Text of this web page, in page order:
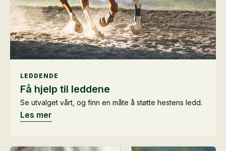
LEDDENDE
Få hjelp til leddene
Se utvalget vårt, og finn en måte å støtte hestens ledd.
Les mer